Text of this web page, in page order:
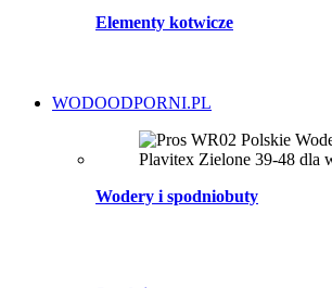
Elementy kotwicze
WODOODPORNI.PL
Wodery i spodniobuty